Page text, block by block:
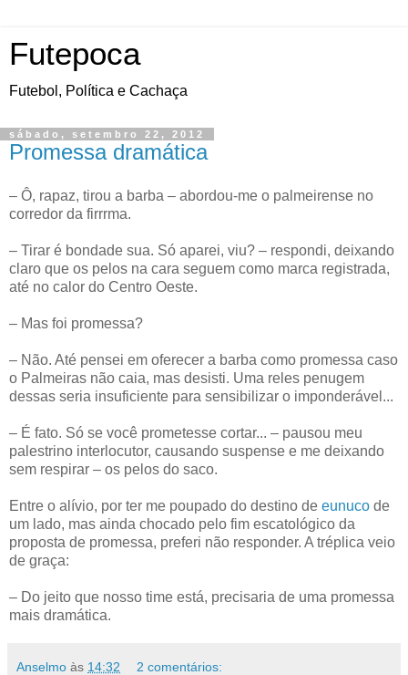
Futepoca
Futebol, Política e Cachaça
sábado, setembro 22, 2012
Promessa dramática
– Ô, rapaz, tirou a barba – abordou-me o palmeirense no
corredor da firrrma.
– Tirar é bondade sua. Só aparei, viu? – respondi, deixando
claro que os pelos na cara seguem como marca registrada,
até no calor do Centro Oeste.
– Mas foi promessa?
– Não. Até pensei em oferecer a barba como promessa caso
o Palmeiras não caia, mas desisti. Uma reles penugem
dessas seria insuficiente para sensibilizar o imponderável...
– É fato. Só se você prometesse cortar... – pausou meu
palestrino interlocutor, causando suspense e me deixando
sem respirar – os pelos do saco.
Entre o alívio, por ter me poupado do destino de eunuco de
um lado, mas ainda chocado pelo fim escatológico da
proposta de promessa, preferi não responder. A tréplica veio
de graça:
– Do jeito que nosso time está, precisaria de uma promessa
mais dramática.
Anselmo às 14:32 2 comentários: